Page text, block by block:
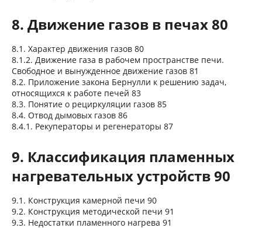
8. Движение газов в печах 80
8.1. Характер движения газов 80
8.1.2. Движение газа в рабочем пространстве печи.
Свободное и вынужденное движение газов 81
8.2. Приложение закона Бернулли к решению задач,
относящихся к работе печей 83
8.3. Понятие о рециркуляции газов 85
8.4. Отвод дымовых газов 86
8.4.1. Рекуператоры и регенераторы 87
9. Классификация пламенных
нагревательных устройств 90
9.1. Конструкция камерной печи 90
9.2. Конструкция методической печи 91
9.3. Недостатки пламенного нагрева 91